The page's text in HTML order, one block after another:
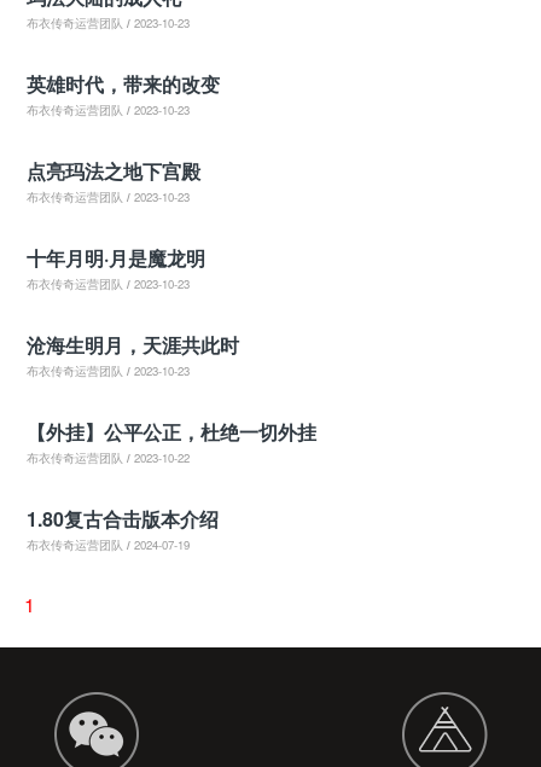
布衣传奇运营团队 / 2023-10-23
英雄时代，带来的改变
布衣传奇运营团队 / 2023-10-23
点亮玛法之地下宫殿
布衣传奇运营团队 / 2023-10-23
十年月明·月是魔龙明
布衣传奇运营团队 / 2023-10-23
沧海生明月，天涯共此时
布衣传奇运营团队 / 2023-10-23
【外挂】公平公正，杜绝一切外挂
布衣传奇运营团队 / 2023-10-22
1.80复古合击版本介绍
布衣传奇运营团队 / 2024-07-19
1